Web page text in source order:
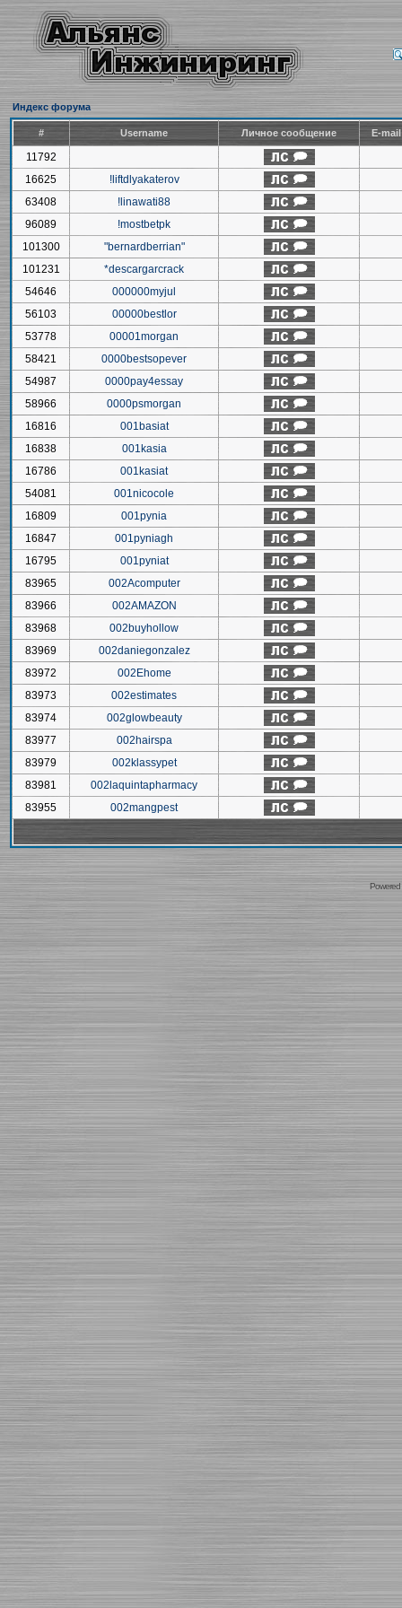
Индекс форума
# Username Личное сообщение E-
11792
16625
!liftdlyakaterov
63408
!linawati88
96089
!mostbetpk
101300
"bernardberrian"
101231
*descargarcrack
54646
000000myjul
56103
00000bestlor
53778
00001morgan
58421
0000bestsopever
54987
0000pay4essay
58966
0000psmorgan
16816
001basiat
16838
001kasia
16786
001kasiat
54081
001nicocole
16809
001pynia
16847
001pyniagh
16795
001pyniat
83965
002Acomputer
83966
002AMAZON
83968
002buyhollow
83969
002daniegonzalez
83972
002Ehome
83973
002estimates
83974
002glowbeauty
83977
002hairspa
83979
002klassypet
83981
002laquintapharmacy
83955
002mangpest